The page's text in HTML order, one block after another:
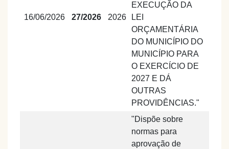
16/06/2026 27/2026 2026
EXECUÇÃO DA
LEI
ORÇAMENTÁRIA
DO MUNICÍPIO DO
MUNICÍPIO PARA
O EXERCÍCIO DE
2027 E DÁ
OUTRAS
PROVIDÊNCIAS."
"Dispõe sobre
normas para
aprovação de